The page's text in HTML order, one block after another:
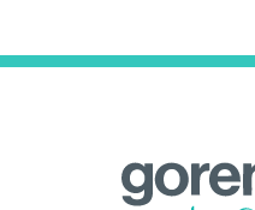
Тэн для
Тэн для
Тэн для